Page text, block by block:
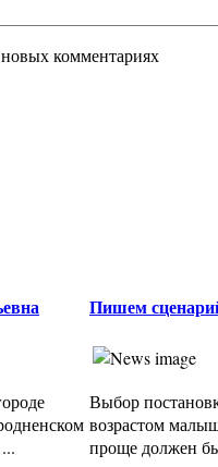
комментариях
Пишем
Выбор
возрастом
проще должен